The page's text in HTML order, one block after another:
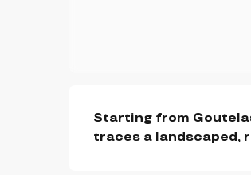
Starting from
traces a landscaped,